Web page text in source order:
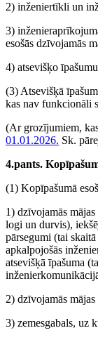
2) inženiertīkli un
3)
esošās dzīvojamās
4) atsevišķo
(3) Atsevišķā
kas nav funkcionāli
(Ar grozījumiem,
01.01.2026. Sk.
4.pants.
(1) Kopīpašumā
1) dzīvojamās
logi un durvis),
pārsegumi (tai
apkalpojošās
atsevišķā īpašuma
2) dzīvojamās
3) zemesgabals, uz